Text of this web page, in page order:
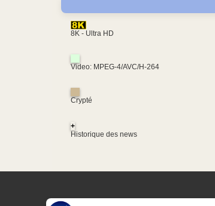
8K - Ultra HD
Video: MPEG-4/AVC/H-264
Crypté
+
Historique des news